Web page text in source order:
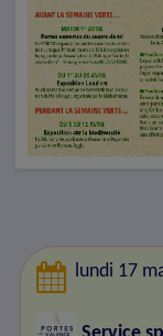
lundi 17